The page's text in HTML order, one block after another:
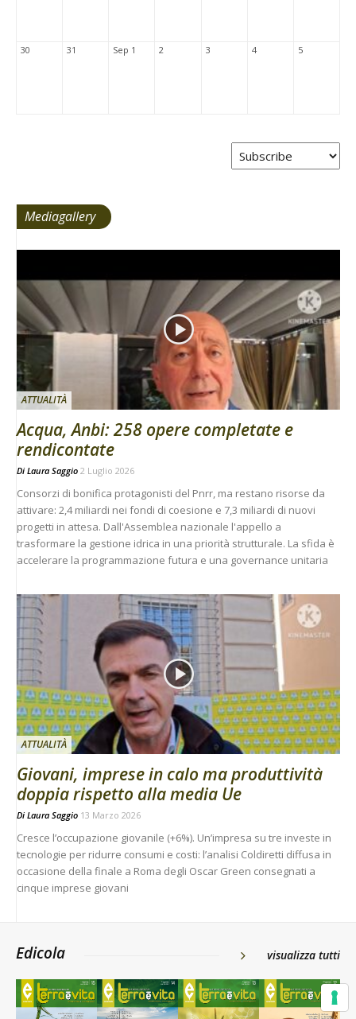
30 31 Sep 1 2 3 4 5
Mediagallery
ATTUALITÀ
Acqua, Anbi: 258 opere completate e
rendicontate
Di Laura Saggio 2 Luglio 2026
Consorzi di bonifica protagonisti del Pnrr, ma restano risorse da
attivare: 2,4 miliardi nei fondi di coesione e 7,3 miliardi di nuovi
progetti in attesa. Dall'Assemblea nazionale l'appello a
trasformare la gestione idrica in una priorità strutturale. La sfida è
accelerare la programmazione futura e una governance unitaria
ATTUALITÀ
Giovani, imprese in calo ma produttività
doppia rispetto alla media Ue
Di Laura Saggio 13 Marzo 2026
Cresce l’occupazione giovanile (+6%). Un’impresa su tre investe in
tecnologie per ridurre consumi e costi: l’analisi Coldiretti diffusa in
occasione della finale a Roma degli Oscar Green consegnati a
cinque imprese giovani
Edicola visualizza tutti